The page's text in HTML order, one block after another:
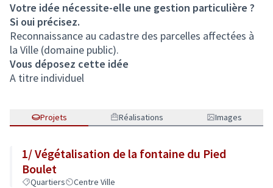
Votre idée nécessite-elle une gestion particulière ?
Si oui précisez.
Reconnaissance au cadastre des parcelles affectées à
la Ville (domaine public).
Vous déposez cette idée
A titre individuel
Projets Réalisations Images
1/ Végétalisation de la fontaine du Pied
Boulet
Quartiers Centre Ville